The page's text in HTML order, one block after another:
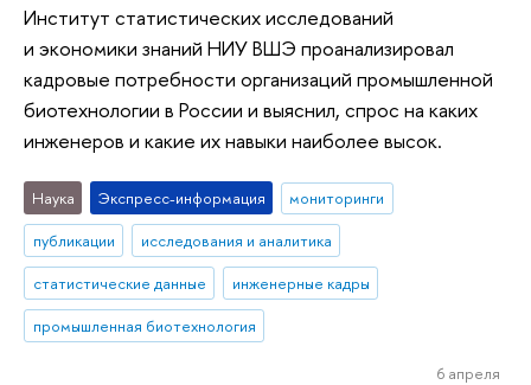
Институт статистических исследований
и экономики знаний НИУ ВШЭ проанализировал
кадровые потребности организаций промышленной
биотехнологии в России и выяснил, спрос на каких
инженеров и какие их навыки наиболее высок.
Наука Экспресс-информация
мониторинги
публикации
исследования и аналитика
статистические данные
инженерные кадры
промышленная биотехнология
6 апреля